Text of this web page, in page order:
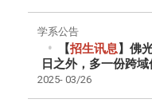
学系公告
【招生讯息】佛
日之外，多一份跨域
2025- 03/26